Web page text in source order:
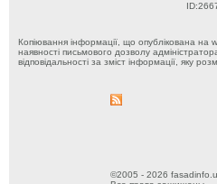
Копіювання інформації, що опублікована
наявності письмового дозволу
відповідальності за зміст інформації, яку
©2005 - 2026